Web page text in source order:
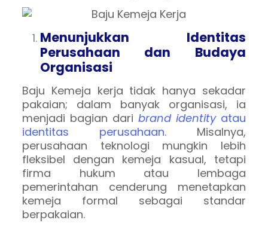
Menunjukkan Identitas
Perusahaan dan Budaya
Organisasi
Baju Kemeja kerja tidak hanya sekadar
pakaian; dalam banyak organisasi, ia
menjadi bagian daribrand identityatau
identitas perusahaan. Misalnya,
perusahaan teknologi mungkin lebih
fleksibel dengan kemeja kasual, tetapi
firma hukum atau lembaga
pemerintahan cenderung menetapkan
kemeja formal sebagai standar
berpakaian.